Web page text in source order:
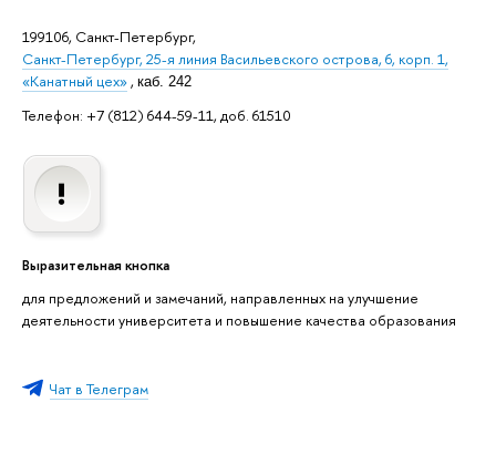
199106, Санкт-Петербург,
Санкт-Петербург, 25-я линия Васильевского острова, 6, корп. 1,
«Канатный цех», каб. 242
Телефон: +7 (812) 644-59-11, доб. 61510
Выразительная кнопка
для предложений и замечаний, направленных на улучшение
деятельности университета и повышение качества образования
Чат в Телеграм